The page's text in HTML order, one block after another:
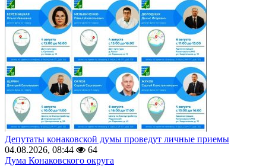
Депутаты конаковской думы проведут личные приемы
04.08.2026, 08:44
64
Дума Конаковского округа